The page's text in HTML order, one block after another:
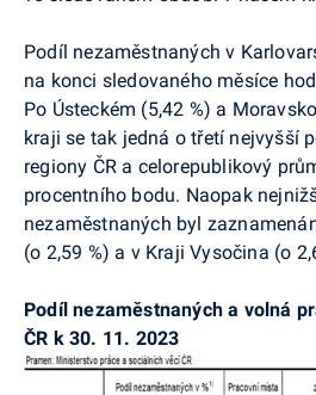
Podíl nezaměstnaných v
na konci sledovaného měsíce
Po Ústeckém (5,42 %) a
kraji se tak jedná o třetí nejvyšší
regiony ČR a celorepublikový
procentního bodu. Naopak
nezaměstnaných byl
(o 2,59 %) a v Kraji Vysočina (o
Podíl nezaměstnaných a volná
ČR k 30. 11. 2023